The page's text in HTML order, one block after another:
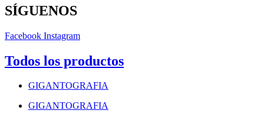
SÍGUENOS
Facebook Instagram
Todos los productos
GIGANTOGRAFIA
GIGANTOGRAFIA